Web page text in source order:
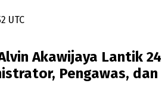
UTC
Akawijaya Lantik 24
Pengawas, dan